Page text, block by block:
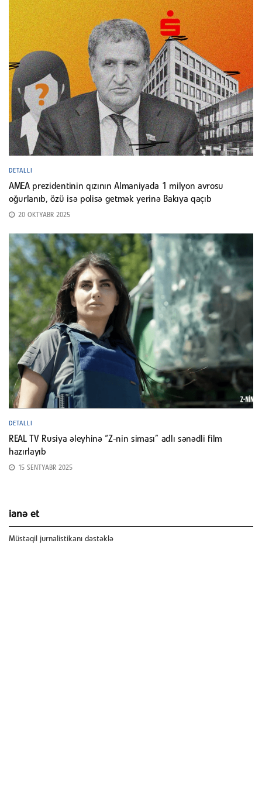
DETALLI
AMEA prezidentinin qızının Almaniyada 1 milyon avrosu
oğurlanıb, özü isə polisə getmək yerinə Bakıya qaçıb
20 OKTYABR 2025
DETALLI
REAL TV Rusiya əleyhinə “Z-nin siması” adlı sənədli film
hazırlayıb
15 SENTYABR 2025
ianə et
Müstəqil jurnalistikanı dəstəklə